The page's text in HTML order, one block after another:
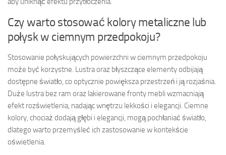
Czy warto stosować kolory metaliczne lub
połysk w ciemnym przedpokoju?
Stosowanie połyskujących powierzchni w ciemnym przedpokoju
może być korzystne. Lustra oraz błyszczące elementy odbijają
dostępne światło, co optycznie powiększa przestrzeń i ją rozjaśnia.
Duże lustra bez ram oraz lakierowane fronty mebli wzmacniają
efekt rozświetlenia, nadając wnętrzu lekkości i elegancji. Ciemne
kolory, chociaż dodają głębi i elegancji, mogą pochłaniać światło,
dlatego warto przemyśleć ich zastosowanie w kontekście
oświetlenia.